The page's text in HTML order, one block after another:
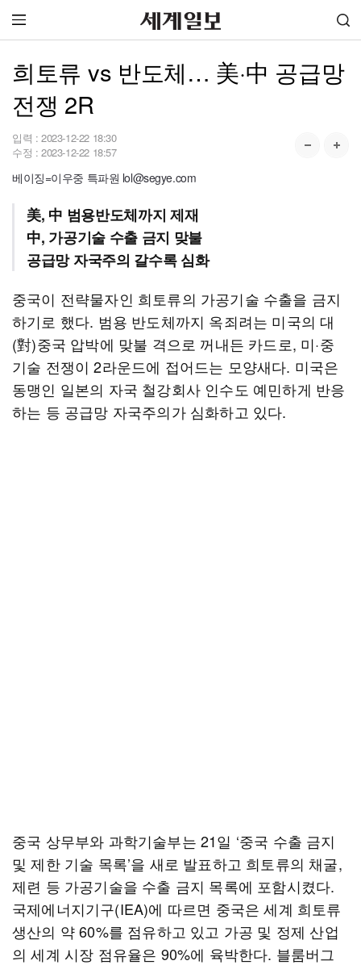
희토류 vs 반도체… 美·中 공급망
전쟁 2R
입력 : 2023-12-22 18:30
수정 : 2023-12-22 18:57
베이징=이우중 특파원 lol@segye.com
美, 中 범용반도체까지 제재
中, 가공기술 수출 금지 맞불
공급망 자국주의 갈수록 심화
중국이 전략물자인 희토류의 가공기술 수출을 금지
하기로 했다. 범용 반도체까지 옥죄려는 미국의 대
(對)중국 압박에 맞불 격으로 꺼내든 카드로, 미·중
기술 전쟁이 2라운드에 접어드는 모양새다. 미국은
동맹인 일본의 자국 철강회사 인수도 예민하게 반응
하는 등 공급망 자국주의가 심화하고 있다.
중국 상무부와 과학기술부는 21일 ‘중국 수출 금지
및 제한 기술 목록’을 새로 발표하고 희토류의 채굴,
제련 등 가공기술을 수출 금지 목록에 포함시켰다.
국제에너지기구(IEA)에 따르면 중국은 세계 희토류
생산의 약 60%를 점유하고 있고 가공 및 정제 산업
의 세계 시장 점유율은 90%에 육박한다. 블룸버그